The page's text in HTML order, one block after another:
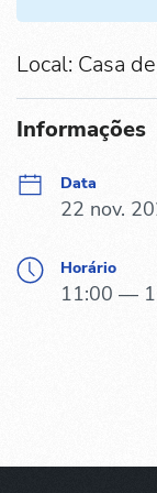
Local: Casa
Informações
Data
22 nov.
Horário
11:00 —